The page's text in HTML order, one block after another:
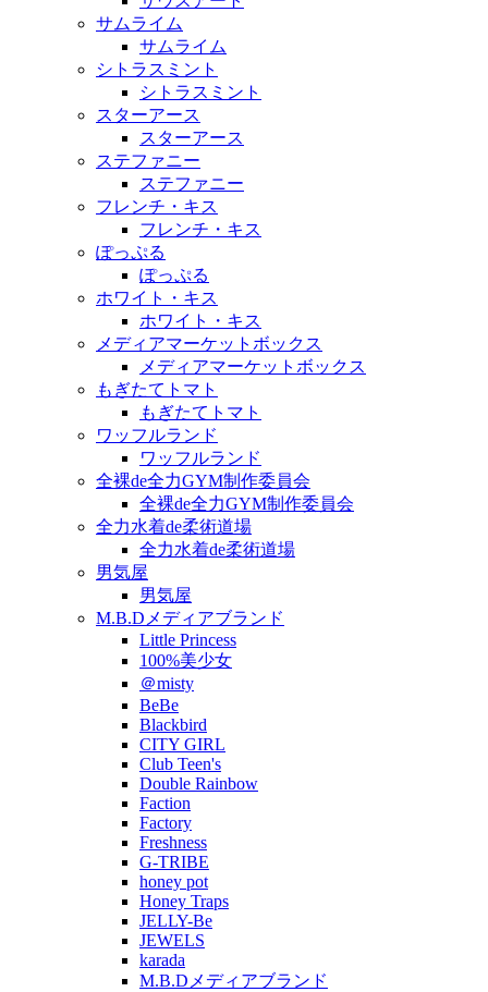
サムライム
サムライム
シトラスミント
シトラスミント
スターアース
スターアース
ステファニー
ステファニー
フレンチ・キス
フレンチ・キス
ぽっぷる
ぽっぷる
ホワイト・キス
ホワイト・キス
メディアマーケットボックス
メディアマーケットボックス
もぎたてトマト
もぎたてトマト
ワッフルランド
ワッフルランド
全裸de全力GYM制作委員会
全裸de全力GYM制作委員会
全力水着de柔術道場
全力水着de柔術道場
男気屋
男気屋
M.B.Dメディアブランド
Little Princess
100%美少女
＠misty
BeBe
Blackbird
CITY GIRL
Club Teen's
Double Rainbow
Faction
Factory
Freshness
G-TRIBE
honey pot
Honey Traps
JELLY-Be
JEWELS
karada
M.B.Dメディアブランド